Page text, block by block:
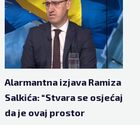
Alarmantna izjava Ramiza
Salkića: “Stvara se osjećaj
da je ovaj prostor